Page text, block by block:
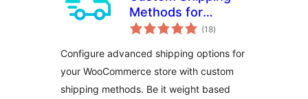
Methods for
WooCommerce –
based Shipping,
Conditional
Shipping, Table
(18টা
মুঠ)
Configure advanced shipping options for
your WooCommerce store with custom
shipping methods. Be it weight based